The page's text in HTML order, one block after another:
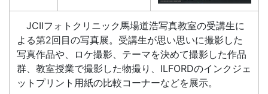
JCIIフォトクリニック馬場道浩写真教室の受講生に
よる第2回目の写真展。受講生が思い思いに撮影した
写真作品や、ロケ撮影、テーマを決めて撮影した作品
群、教室授業で撮影した物撮り、ILFORDのインクジェ
ットプリント用紙の比較コーナーなどを展示。